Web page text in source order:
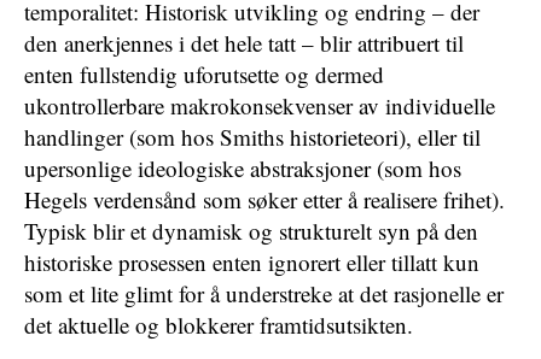
temporalitet: Historisk utvikling og endring – der
den anerkjennes i det hele tatt – blir attribuert til
enten fullstendig uforutsette og dermed
ukontrollerbare makrokonsekvenser av individuelle
handlinger (som hos Smiths historieteori), eller til
upersonlige ideologiske abstraksjoner (som hos
Hegels verdensånd som søker etter å realisere frihet).
Typisk blir et dynamisk og strukturelt syn på den
historiske prosessen enten ignorert eller tillatt kun
som et lite glimt for å understreke at det rasjonelle er
det aktuelle og blokkerer framtidsutsikten.